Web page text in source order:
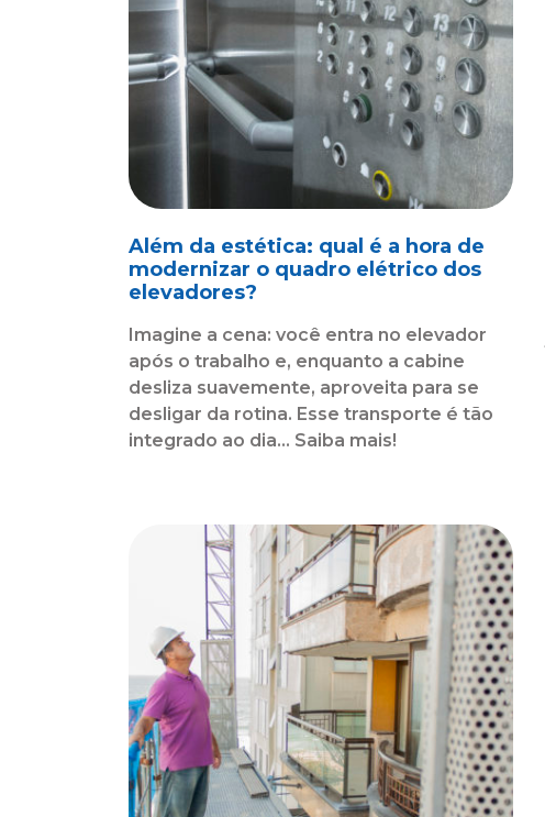
Além da estética: qual é a hora de
modernizar o quadro elétrico dos
elevadores?
Imagine a cena: você entra no elevador
após o trabalho e, enquanto a cabine
desliza suavemente, aproveita para se
desligar da rotina. Esse transporte é tão
integrado ao dia... Saiba mais!